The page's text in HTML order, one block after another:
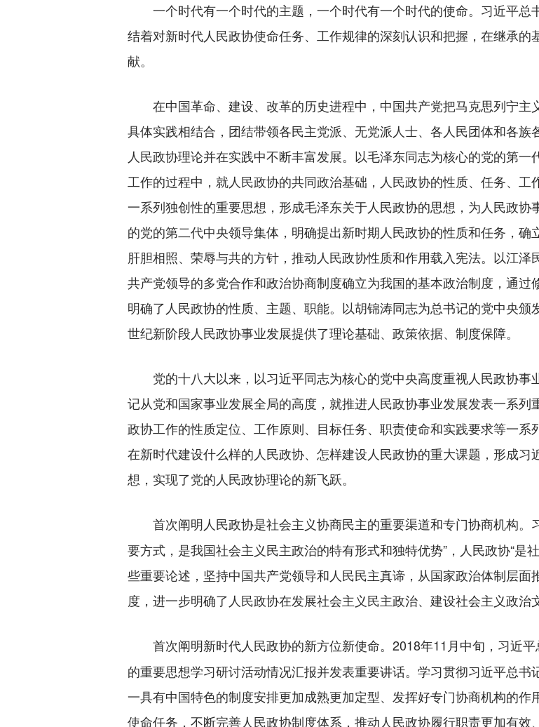
一个时代有一个时代的主题，一个时代有一个时代的使命。习近平总
结着对新时代人民政协使命任务、工作规律的深刻认识和把握，在继承
献。
在中国革命、建设、改革的历史进程中，中国共产党把马克思列宁主
具体实践相结合，团结带领各民主党派、无党派人士、各人民团体和各
人民政协理论并在实践中不断丰富发展。以毛泽东同志为核心的党的第
工作的过程中，就人民政协的共同政治基础，人民政协的性质、任务、
一系列独创性的重要思想，形成毛泽东关于人民政协的思想，为人民政
的党的第二代中央领导集体，明确提出新时期人民政协的性质和任务，确
肝胆相照、荣辱与共的方针，推动人民政协性质和作用载入宪法。以江
共产党领导的多党合作和政治协商制度确立为我国的基本政治制度，通
明确了人民政协的性质、主题、职能。以胡锦涛同志为总书记的党中央
世纪新阶段人民政协事业发展提供了理论基础、政策依据、制度保障。
党的十八大以来，以习近平同志为核心的党中央高度重视人民政协事
记从党和国家事业发展全局的高度，就推进人民政协事业发展发表一系
政协工作的性质定位、工作原则、目标任务、职责使命和实践要求等一
在新时代建设什么样的人民政协、怎样建设人民政协的重大课题，形成
想，实现了党的人民政协理论的新飞跃。
首次阐明人民政协是社会主义协商民主的重要渠道和专门协商机构。
要方式，是我国社会主义民主政治的特有形式和独特优势”，人民政协“是
些重要论述，坚持中国共产党领导和人民民主真谛，从国家政治体制层
度，进一步明确了人民政协在发展社会主义民主政治、建设社会主义政治
首次阐明新时代人民政协的新方位新使命。 2018年11月中旬，习近
的重要思想学习研讨活动情况汇报并发表重要讲话。学习贯彻习近平总
一具有中国特色的制度安排更加成熟更加定型、发挥好专门协商机构的
使命任务，不断完善人民政协制度体系，推动人民政协履行职责更加有